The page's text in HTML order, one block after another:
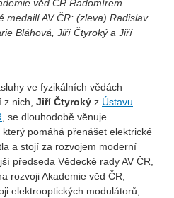
věd ČR Radomírem
medailí AV ČR: (zleva) Radislav
Bláhová, Jiří Čtyroký a Jiří
ve fyzikálních vědách
nich, Jiří Čtyroký z Ústavu
, se dlouhodobě věnuje
pomáhá přenášet elektrické
a stojí za rozvojem moderní
předseda Vědecké rady AV ČR,
rozvoji Akademie věd ČR,
elektrooptických modulátorů,